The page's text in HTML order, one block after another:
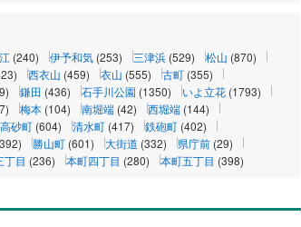
(240) 伊予和気 (253) 三津浜 (529) 松山 (870)
西衣山 (459) 衣山 (555) 古町 (355)
鎌田 (436) 石手川公園 (1350) いよ立花 (1793)
梅本 (104) 南堀端 (42) 西堀端 (144)
高砂町 (604) 清水町 (417) 鉄砲町 (402)
勝山町 (601) 大街道 (332) 県庁前 (29)
丁目 (236) 本町四丁目 (280) 本町五丁目 (398)